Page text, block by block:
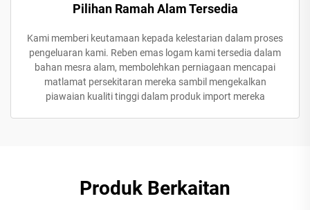
Pilihan Ramah Alam Tersedia
Kami memberi keutamaan kepada kelestarian dalam proses
pengeluaran kami. Reben emas logam kami tersedia dalam
bahan mesra alam, membolehkan perniagaan mencapai
matlamat persekitaran mereka sambil mengekalkan
piawaian kualiti tinggi dalam produk import mereka
Produk Berkaitan